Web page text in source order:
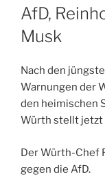
AM
AfD,
Musk
Nach den
Warnungen der
den heimischen
Würth stellt jetzt
Der Würth-Chef
gegen die AfD.